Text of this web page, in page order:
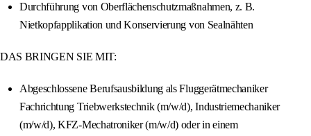
Durchführung von Oberflächenschutzmaßnahmen, z. B.
Nietkopfapplikation und Konservierung von Sealnähten
DAS BRINGEN SIE MIT:
Abgeschlossene Berufsausbildung als Fluggerätmechaniker
Fachrichtung Triebwerkstechnik (m/w/d), Industriemechaniker
(m/w/d), KFZ-Mechatroniker (m/w/d) oder in einem